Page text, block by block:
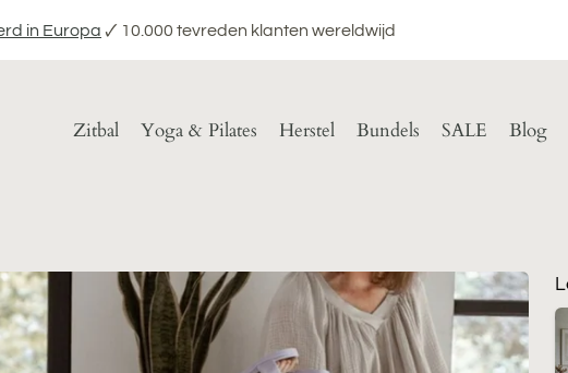
in Europa 🗸 10.000 tevreden klanten wereldwijd
Zitbal Yoga & Pilates Herstel Bundels SALE Blog